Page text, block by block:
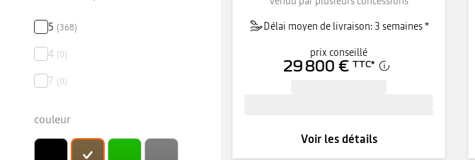
5 (368)
4 (0)
7 (0)
couleur
Délai moyen de livraison: 3 semaines *
prix conseillé
29 800 € TTC*
Voir les détails